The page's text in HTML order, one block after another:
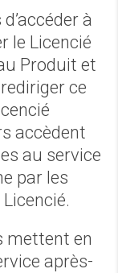
à
le Licencié
Produit et
ce
accèdent
au service
par les
mettent en
après-